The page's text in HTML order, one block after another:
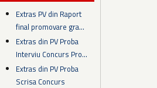
Extras PV din Raport
final promovare gra...
Extras din PV Proba
Interviu Concurs Pro...
Extras din PV Proba
Scrisa Concurs